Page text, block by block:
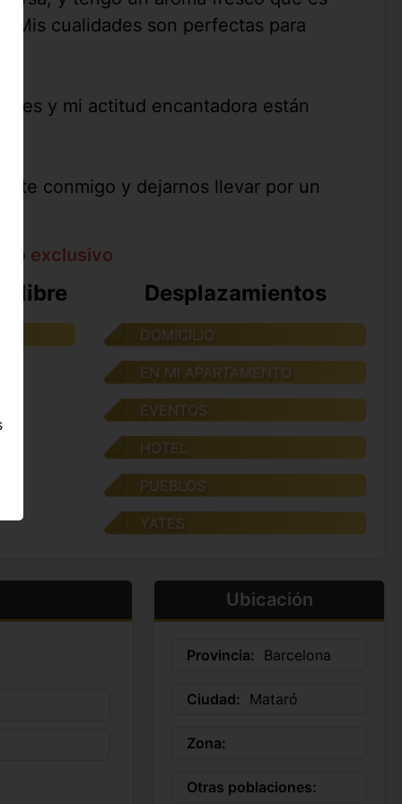
Mis cualidades son perfectas para
y mi actitud encantadora están
conmigo y dejarnos llevar por un
exclusivo
libre Desplazamientos
DOMICILIO
EN MI APARTAMENTO
EVENTOS
HOTEL
PUEBLOS
YATES
Ubicación
Provincia: Barcelona
Ciudad: Mataró
Zona:
Otras poblaciones: